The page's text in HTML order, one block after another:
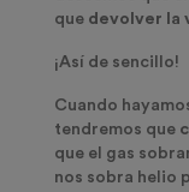
que devolver la
¡Así de sencillo!
Cuando
tendremos que
que el gas
nos sobra helio